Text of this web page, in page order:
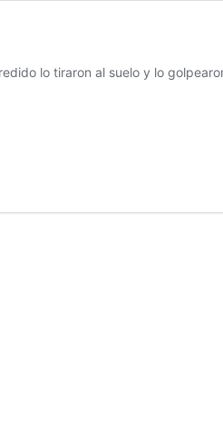
lo tiraron al suelo y lo